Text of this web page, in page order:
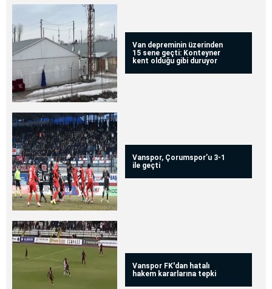
Van depreminin üzerinden
15 sene geçti: Konteyner
kent olduğu gibi duruyor
Vanspor, Çorumspor’u 3-1
ile geçti
Vanspor FK'dan hatalı
hakem kararlarına tepki